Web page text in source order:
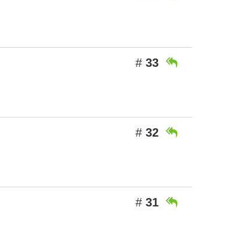
# 33 
# 32 
# 31 